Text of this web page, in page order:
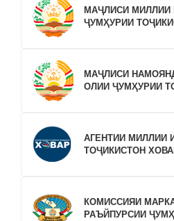
МАҶЛИСИ МИЛЛИИ
ҶУМҲУРИИ
МАҶЛИСИ
ОЛИИ ҶУМҲУРИИ
АГЕНТИИ МИЛЛИИ
ТОҶИКИСТОН
КОМИССИЯИ
РАЪЙПУРСИИ